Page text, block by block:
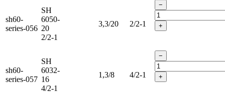
sh60-
series-056
SH
6050-
20
2/2-1
3,3/20 2/2-1
−
+
sh60-
series-057
SH
6032-
16
4/2-1
1,3/8 4/2-1
−
+